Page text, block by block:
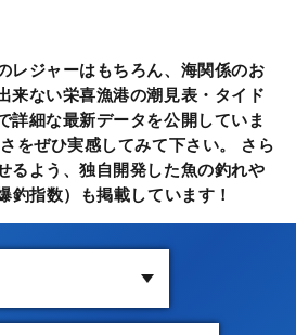
レジャーはもちろん、海関係のお
来ない栄喜漁港の潮見表・タイド
詳細な最新データを公開していま
をぜひ実感してみて下さい。 さら
るよう、独自開発した魚の釣れや
釣指数）も掲載しています！